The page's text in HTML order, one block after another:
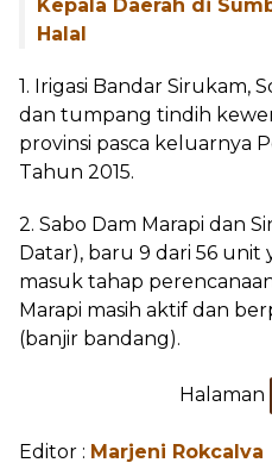
Kepala Daerah di
Halal
1. Irigasi Bandar Sirukam,
dan tumpang tindih
provinsi pasca keluarnya
Tahun 2015.
2. Sabo Dam Marapi dan
Datar), baru 9 dari 56
masuk tahap
Marapi masih aktif dan
(banjir bandang).
Halaman
Editor : Marjeni Rokcalva